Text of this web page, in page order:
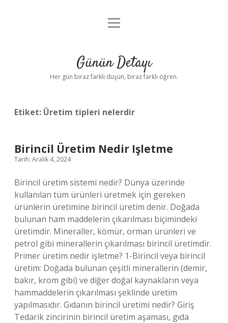
Anasayfa
Yasal Uyarı
menüyü
Günün Detayı
Her gün biraz farklı düşün, biraz farklı öğren.
Etiket: Üretim tipleri nelerdir
Birincil Üretim Nedir Işletme
Tarih: Aralık 4, 2024
Birincil üretim sistemi nedir? Dünya üzerinde
kullanılan tüm ürünleri üretmek için gereken
ürünlerin üretimine birincil üretim denir. Doğada
bulunan ham maddelerin çıkarılması biçimindeki
üretimdir. Mineraller, kömür, orman ürünleri ve
petrol gibi minerallerin çıkarılması birincil üretimdir.
Primer üretim nedir işletme? 1-Birincil veya birincil
üretim: Doğada bulunan çeşitli minerallerin (demir,
bakır, krom gibi) ve diğer doğal kaynakların veya
hammaddelerin çıkarılması şeklinde üretim
yapılmasıdır. Gıdanın birincil üretimi nedir? Giriş
Tedarik zincirinin birincil üretim aşaması, gıda